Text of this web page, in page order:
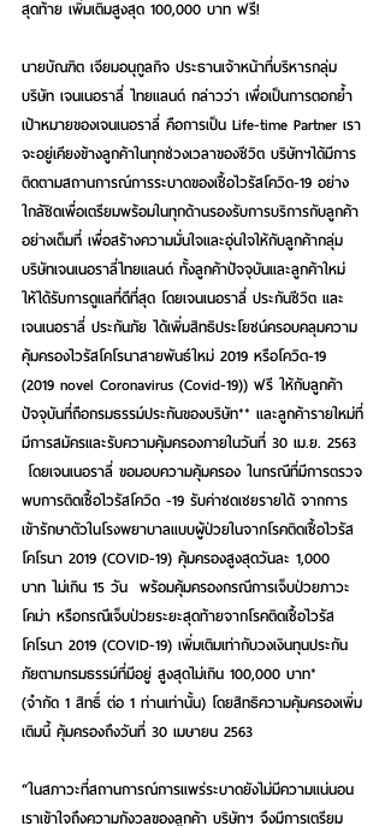
สุดท้าย เพิ่มเติมสูงสุด 100,000 บาท ฟรี!
นายบัณฑิต เจียมอนุกูลกิจ ประธานเจ้าหน้าที่บริหารกลุ่ม
บริษัท เจนเนอราลี่ ไทยแลนด์ กล่าวว่า เพื่อเป็นการตอกย้ำ
เป้าหมายของเจนเนอราลี่ คือการเป็น Life-time Partner เรา
จะอยู่เคียงข้างลูกค้าในทุกช่วงเวลาของชีวิต บริษัทฯได้มีการ
ติดตามสถานการณ์การระบาดของเชื้อไวรัสโควิด-19 อย่าง
ใกล้ชิดเพื่อเตรียมพร้อมในทุกด้านรองรับการบริการกับลูกค้า
อย่างเต็มที่ เพื่อสร้างความมั่นใจและอุ่นใจให้กับลูกค้ากลุ่ม
บริษัทเจนเนอราลี่ไทยแลนด์ ทั้งลูกค้าปัจจุบันและลูกค้าใหม่
ให้ได้รับการดูแลที่ดีที่สุด โดยเจนเนอราลี่ ประกันชีวิต และ
เจนเนอราลี่ ประกันภัย ได้เพิ่มสิทธิประโยชน์ครอบคลุมความ
คุ้มครองไวรัสโคโรนาสายพันธ์ใหม่ 2019 หรือโควิด-19
(2019 novel Coronavirus (Covid-19)) ฟรี ให้กับลูกค้า
ปัจจุบันที่ถือกรมธรรม์ประกันของบริษัท** และลูกค้ารายใหม่ที่
มีการสมัครและรับความคุ้มครองภายในวันที่ 30 เม.ย. 2563
โดยเจนเนอราลี่ ขอมอบความคุ้มครอง ในกรณีที่มีการตรวจ
พบการติดเชื้อไวรัสโควิด -19 รับค่าชดเชยรายได้ จากการ
เข้ารักษาตัวในโรงพยาบาลแบบผู้ป่วยในจากโรคติดเชื้อไวรัส
โคโรนา 2019 (COVID-19) คุ้มครองสูงสุดวันละ 1,000
บาท ไม่เกิน 15 วัน  พร้อมคุ้มครองกรณีการเจ็บป่วยภาวะ
โคม่า หรือกรณีเจ็บป่วยระยะสุดท้ายจากโรคติดเชื้อไวรัส
โคโรนา 2019 (COVID-19) เพิ่มเติมเท่ากับวงเงินทุนประกัน
ภัยตามกรมธรรม์ที่มีอยู่ สูงสุดไม่เกิน 100,000 บาท*
(จำกัด 1 สิทธิ์ ต่อ 1 ท่านเท่านั้น) โดยสิทธิความคุ้มครองเพิ่ม
เติมนี้ คุ้มครองถึงวันที่ 30 เมษายน 2563
“ในสภาวะที่สถานการณ์การแพร่ระบาดยังไม่มีความแน่นอน
เราเข้าใจถึงความกังวลของลูกค้า บริษัทฯ จึงมีการเตรียม